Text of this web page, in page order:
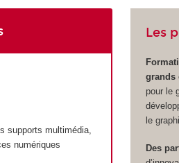
supports multimédia,
numériques
Les
grands
pour le
le
Des